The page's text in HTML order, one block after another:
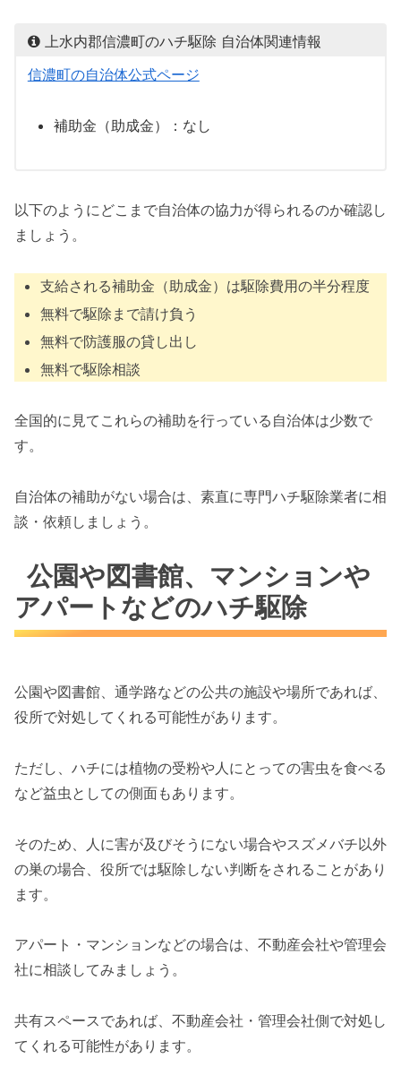
上水内郡信濃町のハチ駆除 自治体関連情報
信濃町の自治体公式ページ
補助金（助成金）：なし
以下のようにどこまで自治体の協力が得られるのか確認し
ましょう。
支給される補助金（助成金）は駆除費用の半分程度
無料で駆除まで請け負う
無料で防護服の貸し出し
無料で駆除相談
全国的に見てこれらの補助を行っている自治体は少数で
す。
自治体の補助がない場合は、素直に専門ハチ駆除業者に相
談・依頼しましょう。
公園や図書館、マンションや
アパートなどのハチ駆除
公園や図書館、通学路などの公共の施設や場所であれば、
役所で対処してくれる可能性があります。
ただし、ハチには植物の受粉や人にとっての害虫を食べる
など益虫としての側面もあります。
そのため、人に害が及びそうにない場合やスズメバチ以外
の巣の場合、役所では駆除しない判断をされることがあり
ます。
アパート・マンションなどの場合は、不動産会社や管理会
社に相談してみましょう。
共有スペースであれば、不動産会社・管理会社側で対処し
てくれる可能性があります。